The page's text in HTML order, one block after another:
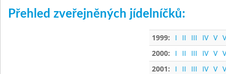
Přehled zveřejněných jídelníčků:
1999: I II III IV V
2000:
I II III IV V
2001:
I II III IV V